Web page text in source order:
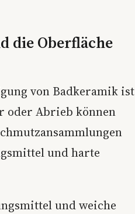
die Oberfläche
von Badkeramik ist
oder Abrieb können
und harte
und weiche